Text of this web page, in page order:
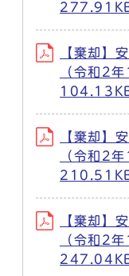
【棄却】
（令和2
【棄却】
（令和2
【棄却】
（令和2